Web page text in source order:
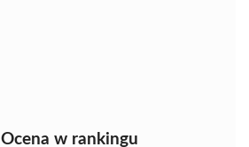
Ocena w rankingu